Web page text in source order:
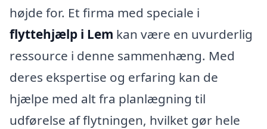
højde for. Et firma med speciale i
flyttehjælp i Lem kan være en uvurderlig
ressource i denne sammenhæng. Med
deres ekspertise og erfaring kan de
hjælpe med alt fra planlægning til
udførelse af flytningen, hvilket gør hele